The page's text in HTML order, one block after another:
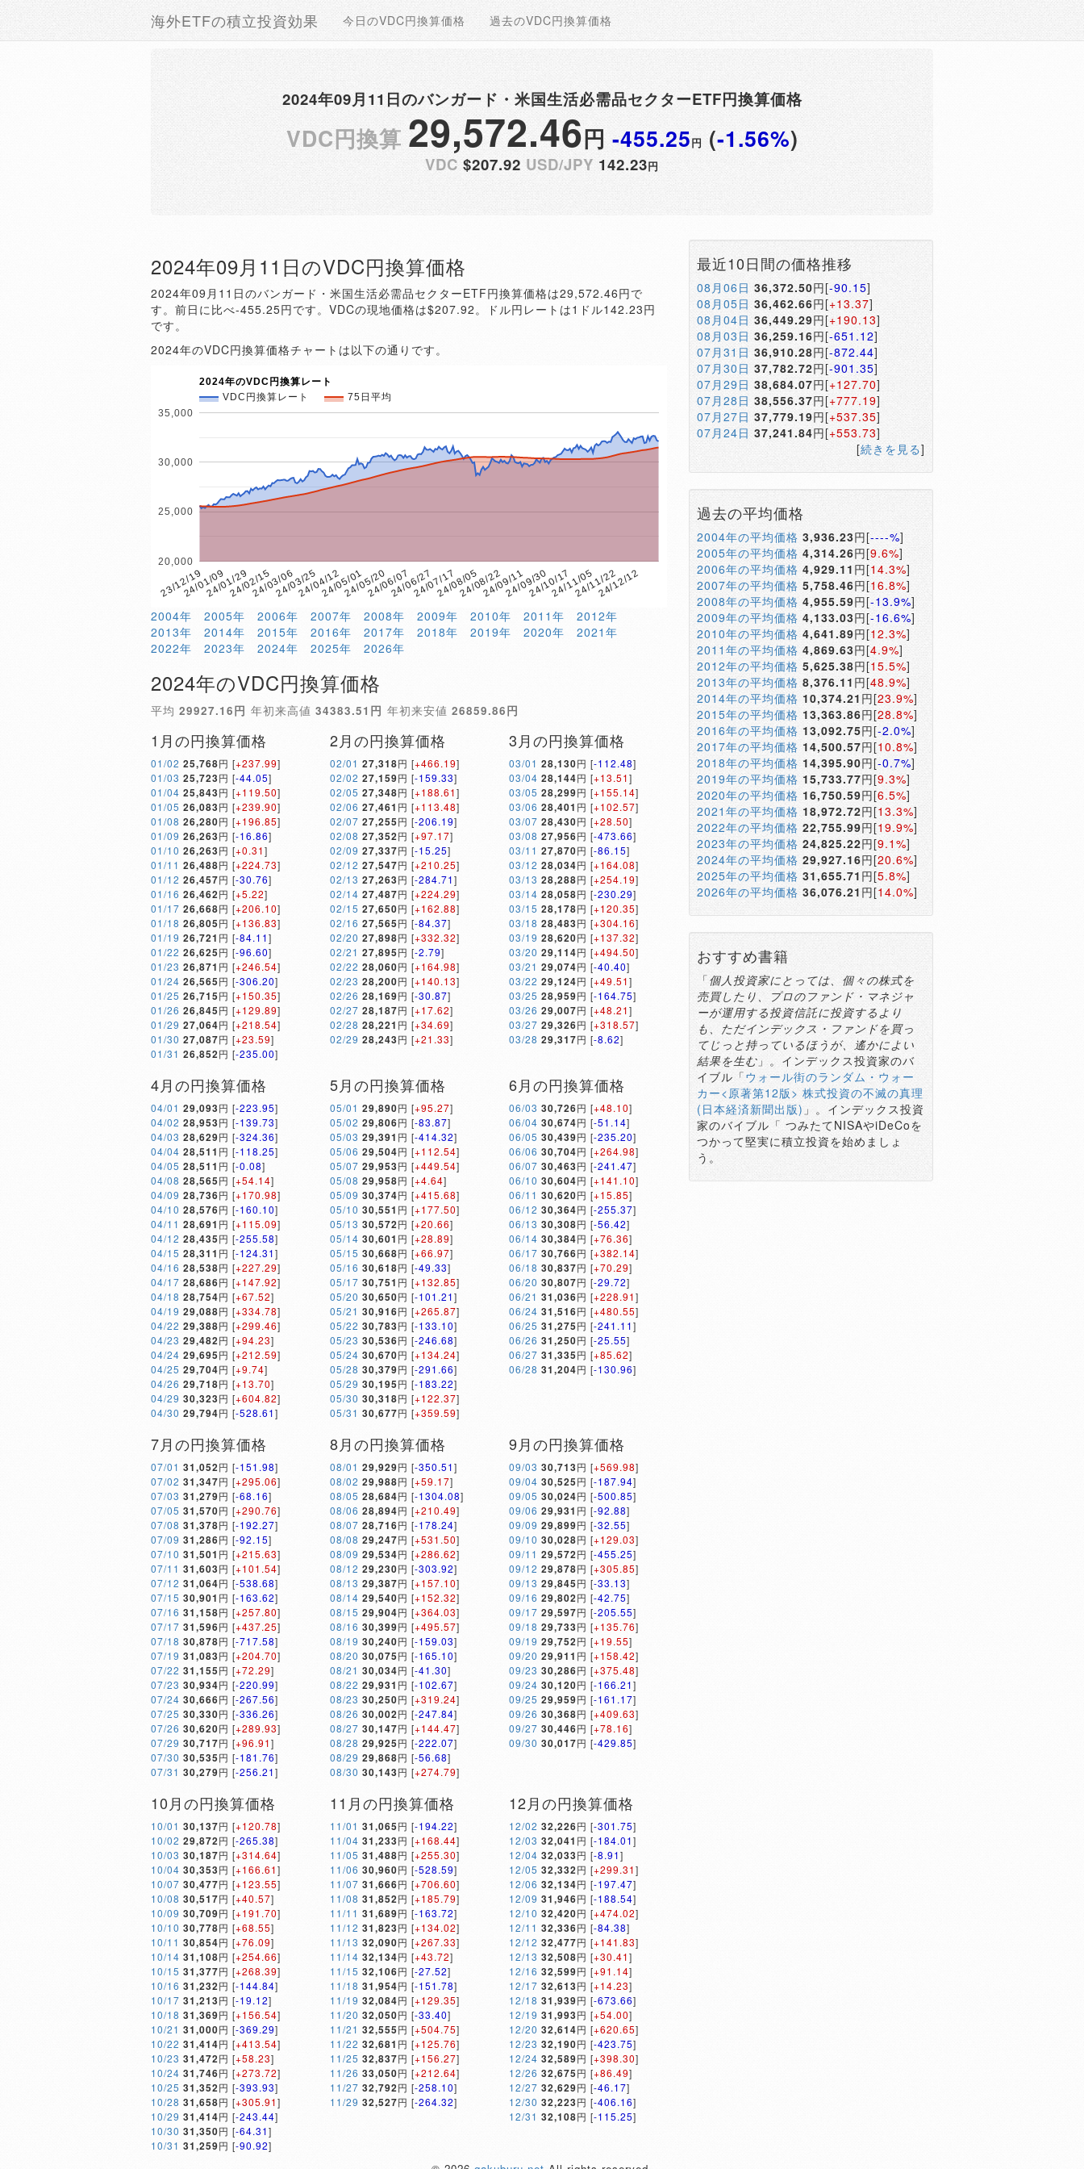
海外ETFの積立投資効果 今日のVDC円換算価格 過去のVDC円換算価格
2024年09月11日のバンガード・米国生活必需品セクターETF円換算価格
VDC円換算 29,572.46円-455.25円 (-1.56%)
VDC $207.92 USD/JPY 142.23円
2024年09月11日のVDC円換算価格
2024年09月11日のバンガード・米国生活必需品セクターETF円換算価格は29,572.46円で
す。前日に比べ-455.25円です。VDCの現地価格は$207.92。ドル円レートは1ドル142.23円
です。
2024年のVDC円換算価格チャートは以下の通りです。
2024年のVDC円換算レート
VDC円換算レート
75日平均
23/12/1924/01/0924/01/2924/02/1524/03/0624/03/2524/04/1224/05/0124/05/2024/06/0724/06/2724/07/1724/08/0524/08/2224/09/1124/09/3024/10/1724/11/0524/11/2224/12/12
20,000
25,000
30,000
35,000
2004年 2005年 2006年 2007年 2008年 2009年 2010年 2011年
2012年
2013年
2014年 2015年 2016年 2017年 2018年 2019年 2020年
2021年
2022年
2023年 2024年 2025年 2026年
2024年のVDC円換算価格
平均 29927.16円 年初来高値 34383.51円 年初来安値 26859.86円
1月の円換算価格
01/02 25,768円 [+237.99]
01/03 25,723円 [-44.05]
01/04 25,843円 [+119.50]
01/05 26,083円 [+239.90]
01/08 26,280円 [+196.85]
01/09 26,263円 [-16.86]
01/10 26,263円 [+0.31]
01/11 26,488円 [+224.73]
01/12 26,457円 [-30.76]
01/16 26,462円 [+5.22]
01/17 26,668円 [+206.10]
01/18 26,805円 [+136.83]
01/19 26,721 円 [-84.11]
01/22 26,625円 [-96.60]
01/23 26,871 円 [+246.54]
01/24 26,565円 [-306.20]
01/25 26,715円 [+150.35]
01/26 26,845円 [+129.89]
01/29 27,064円 [+218.54]
01/30 27,087円 [+23.59]
01/31 26,852円 [-235.00]
2月の円換算価格
02/01 27,318円 [+466.19]
02/02 27,159円 [-159.33]
02/05 27,348円 [+188.61]
02/06 27,461 円 [+113.48]
02/07 27,255円 [-206.19]
02/08 27,352円 [+97.17]
02/09 27,337円 [-15.25]
02/12 27,547円 [+210.25]
02/13 27,263円 [-284.71]
02/14 27,487円 [+224.29]
02/15 27,650円 [+162.88]
02/16 27,565円 [-84.37]
02/20 27,898円 [+332.32]
02/21 27,895円 [-2.79]
02/22 28,060円 [+164.98]
02/23 28,200円 [+140.13]
02/26 28,169円 [-30.87]
02/27 28,187円 [+17.62]
02/28 28,221 円 [+34.69]
02/29 28,243円 [+21.33]
3月の円換算価格
03/01 28,130円 [-112.48]
03/04 28,144円 [+13.51]
03/05 28,299円 [+155.14]
03/06 28,401 円 [+102.57]
03/07 28,430円 [+28.50]
03/08 27,956円 [-473.66]
03/11 27,870円 [-86.15]
03/12 28,034円 [+164.08]
03/13 28,288円 [+254.19]
03/14 28,058円 [-230.29]
03/15 28,178円 [+120.35]
03/18 28,483円 [+304.16]
03/19 28,620円 [+137.32]
03/20 29,114円 [+494.50]
03/21 29,074円 [-40.40]
03/22 29,124円 [+49.51]
03/25 28,959円 [-164.75]
03/26 29,007円 [+48.21]
03/27 29,326円 [+318.57]
03/28 29,317円 [-8.62]
4月の円換算価格
04/01 29,093円 [-223.95]
04/02 28,953円 [-139.73]
04/03 28,629円 [-324.36]
04/04 28,511 円 [-118.25]
04/05 28,511 円 [-0.08]
04/08 28,565円 [+54.14]
04/09 28,736円 [+170.98]
04/10 28,576円 [-160.10]
04/11 28,691 円 [+115.09]
04/12 28,435円 [-255.58]
04/15 28,311 円 [-124.31]
04/16 28,538円 [+227.29]
04/17 28,686円 [+147.92]
04/18 28,754円 [+67.52]
04/19 29,088円 [+334.78]
04/22 29,388円 [+299.46]
04/23 29,482円 [+94.23]
04/24 29,695円 [+212.59]
04/25 29,704円 [+9.74]
04/26 29,718円 [+13.70]
04/29 30,323円 [+604.82]
04/30 29,794円 [-528.61]
5月の円換算価格
05/01 29,890円 [+95.27]
05/02 29,806円 [-83.87]
05/03 29,391 円 [-414.32]
05/06 29,504円 [+112.54]
05/07 29,953円 [+449.54]
05/08 29,958円 [+4.64]
05/09 30,374円 [+415.68]
05/10 30,551 円 [+177.50]
05/13 30,572円 [+20.66]
05/14 30,601 円 [+28.89]
05/15 30,668円 [+66.97]
05/16 30,618円 [-49.33]
05/17 30,751 円 [+132.85]
05/20 30,650円 [-101.21]
05/21 30,916円 [+265.87]
05/22 30,783円 [-133.10]
05/23 30,536円 [-246.68]
05/24 30,670円 [+134.24]
05/28 30,379円 [-291.66]
05/29 30,195円 [-183.22]
05/30 30,318円 [+122.37]
05/31 30,677円 [+359.59]
6月の円換算価格
06/03 30,726円 [+48.10]
06/04 30,674円 [-51.14]
06/05 30,439円 [-235.20]
06/06 30,704円 [+264.98]
06/07 30,463円 [-241.47]
06/10 30,604円 [+141.10]
06/11 30,620円 [+15.85]
06/12 30,364円 [-255.37]
06/13 30,308円 [-56.42]
06/14 30,384円 [+76.36]
06/17 30,766円 [+382.14]
06/18 30,837円 [+70.29]
06/20 30,807円 [-29.72]
06/21 31,036円 [+228.91]
06/24 31,516円 [+480.55]
06/25 31,275円 [-241.11]
06/26 31,250円 [-25.55]
06/27 31,335円 [+85.62]
06/28 31,204円 [-130.96]
7月の円換算価格
07/01 31,052円 [-151.98]
07/02 31,347円 [+295.06]
07/03 31,279円 [-68.16]
07/05 31,570円 [+290.76]
07/08 31,378円 [-192.27]
07/09 31,286円 [-92.15]
07/10 31,501 円 [+215.63]
07/11 31,603円 [+101.54]
07/12 31,064円 [-538.68]
07/15 30,901 円 [-163.62]
07/16 31,158円 [+257.80]
07/17 31,596円 [+437.25]
07/18 30,878円 [-717.58]
07/19 31,083円 [+204.70]
07/22 31,155円 [+72.29]
07/23 30,934円 [-220.99]
07/24 30,666円 [-267.56]
07/25 30,330円 [-336.26]
07/26 30,620円 [+289.93]
07/29 30,717円 [+96.91]
07/30 30,535円 [-181.76]
07/31 30,279円 [-256.21]
8月の円換算価格
08/01 29,929円 [-350.51]
08/02 29,988円 [+59.17]
08/05 28,684円 [-1304.08]
08/06 28,894円 [+210.49]
08/07 28,716円 [-178.24]
08/08 29,247円 [+531.50]
08/09 29,534円 [+286.62]
08/12 29,230円 [-303.92]
08/13 29,387円 [+157.10]
08/14 29,540円 [+152.32]
08/15 29,904円 [+364.03]
08/16 30,399円 [+495.57]
08/19 30,240円 [-159.03]
08/20 30,075円 [-165.10]
08/21 30,034円 [-41.30]
08/22 29,931 円 [-102.67]
08/23 30,250円 [+319.24]
08/26 30,002円 [-247.84]
08/27 30,147円 [+144.47]
08/28 29,925円 [-222.07]
08/29 29,868円 [-56.68]
08/30 30,143円 [+274.79]
9月の円換算価格
09/03 30,713円 [+569.98]
09/04 30,525円 [-187.94]
09/05 30,024円 [-500.85]
09/06 29,931 円 [-92.88]
09/09 29,899円 [-32.55]
09/10 30,028円 [+129.03]
09/11 29,572円 [-455.25]
09/12 29,878円 [+305.85]
09/13 29,845円 [-33.13]
09/16 29,802円 [-42.75]
09/17 29,597円 [-205.55]
09/18 29,733円 [+135.76]
09/19 29,752円 [+19.55]
09/20 29,911 円 [+158.42]
09/23 30,286円 [+375.48]
09/24 30,120円 [-166.21]
09/25 29,959円 [-161.17]
09/26 30,368円 [+409.63]
09/27 30,446円 [+78.16]
09/30 30,017円 [-429.85]
10月の円換算価格
10/01 30,137円 [+120.78]
10/02 29,872円 [-265.38]
10/03 30,187円 [+314.64]
10/04 30,353円 [+166.61]
10/07 30,477円 [+123.55]
10/08 30,517円 [+40.57]
10/09 30,709円 [+191.70]
10/10 30,778円 [+68.55]
10/11 30,854円 [+76.09]
10/14 31,108円 [+254.66]
10/15 31,377円 [+268.39]
10/16 31,232円 [-144.84]
10/17 31,213円 [-19.12]
10/18 31,369円 [+156.54]
10/21 31,000円 [-369.29]
10/22 31,414円 [+413.54]
10/23 31,472円 [+58.23]
10/24 31,746円 [+273.72]
10/25 31,352円 [-393.93]
10/28 31,658円 [+305.91]
10/29 31,414円 [-243.44]
10/30 31,350円 [-64.31]
10/31 31,259円 [-90.92]
11月の円換算価格
11/01 31,065円 [-194.22]
11/04 31,233円 [+168.44]
11/05 31,488円 [+255.30]
11/06 30,960円 [-528.59]
11/07 31,666円 [+706.60]
11/08 31,852円 [+185.79]
11/11 31,689円 [-163.72]
11/12 31,823円 [+134.02]
11/13 32,090円 [+267.33]
11/14 32,134円 [+43.72]
11/15 32,106円 [-27.52]
11/18 31,954円 [-151.78]
11/19 32,084円 [+129.35]
11/20 32,050円 [-33.40]
11/21 32,555円 [+504.75]
11/22 32,681 円 [+125.76]
11/25 32,837円 [+156.27]
11/26 33,050円 [+212.64]
11/27 32,792円 [-258.10]
11/29 32,527円 [-264.32]
12月の円換算価格
12/02 32,226円 [-301.75]
12/03 32,041 円 [-184.01]
12/04 32,033円 [-8.91]
12/05 32,332円 [+299.31]
12/06 32,134円 [-197.47]
12/09 31,946円 [-188.54]
12/10 32,420円 [+474.02]
12/11 32,336円 [-84.38]
12/12 32,477円 [+141.83]
12/13 32,508円 [+30.41]
12/16 32,599円 [+91.14]
12/17 32,613円 [+14.23]
12/18 31,939円 [-673.66]
12/19 31,993円 [+54.00]
12/20 32,614円 [+620.65]
12/23 32,190円 [-423.75]
12/24 32,589円 [+398.30]
12/26 32,675円 [+86.49]
12/27 32,629円 [-46.17]
12/30 32,223円 [-406.16]
12/31 32,108円 [-115.25]
最近10日間の価格推移
08月06日 36,372.50円[-90.15]
08月05日 36,462.66円[+13.37]
08月04日 36,449.29円[+190.13]
08月03日 36,259.16円[-651.12]
07月31日 36,910.28円[-872.44]
07月30日 37,782.72円[-901.35]
07月29日 38,684.07円[+127.70]
07月28日 38,556.37円[+777.19]
07月27日 37,779.19円[+537.35]
07月24日 37,241.84円[+553.73]
[続きを見る]
過去の平均価格
2004年の平均価格 3,936.23円[----%]
2005年の平均価格 4,314.26円[9.6%]
2006年の平均価格 4,929.11 円[14.3%]
2007年の平均価格 5,758.46円[16.8%]
2008年の平均価格 4,955.59円[-13.9%]
2009年の平均価格 4,133.03円[-16.6%]
2010年の平均価格 4,641.89円[12.3%]
2011年の平均価格 4,869.63円[4.9%]
2012年の平均価格 5,625.38円[15.5%]
2013年の平均価格 8,376.11 円[48.9%]
2014年の平均価格 10,374.21 円[23.9%]
2015年の平均価格 13,363.86円[28.8%]
2016年の平均価格 13,092.75円[-2.0%]
2017年の平均価格 14,500.57円[10.8%]
2018年の平均価格 14,395.90円[-0.7%]
2019年の平均価格 15,733.77円[9.3%]
2020年の平均価格 16,750.59円[6.5%]
2021年の平均価格 18,972.72円[13.3%]
2022年の平均価格 22,755.99円[19.9%]
2023年の平均価格 24,825.22円[9.1%]
2024年の平均価格 29,927.16円[20.6%]
2025年の平均価格 31,655.71円[5.8%]
2026年の平均価格 36,076.21 円[14.0%]
おすすめ書籍
「個人投資家にとっては、個々の株式を
売買したり、プロのファンド・マネジャ
ーが運用する投資信託に投資するより
も、ただインデックス・ファンドを買っ
てじっと持っているほうが、遙かによい
結果を生む」。インデックス投資家のバ
イブル「ウォール街のランダム・ウォー
カー<原著第12版> 株式投資の不滅の真理
(日本経済新聞出版) 」。インデックス投資
家のバイブル「 つみたてNISAやiDeCoを
つかって堅実に積立投資を始めましょ
う。